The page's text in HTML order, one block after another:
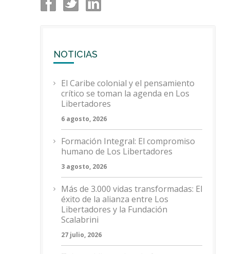
NOTICIAS
El Caribe colonial y el pensamiento
crítico se toman la agenda en Los
Libertadores
6 agosto, 2026
Formación Integral: El compromiso
humano de Los Libertadores
3 agosto, 2026
Más de 3.000 vidas transformadas: El
éxito de la alianza entre Los
Libertadores y la Fundación
Scalabrini
27 julio, 2026